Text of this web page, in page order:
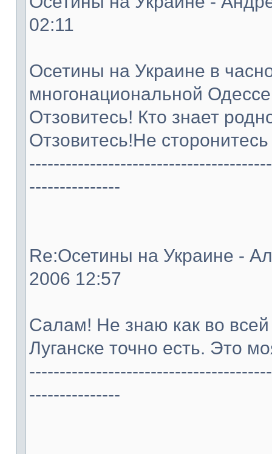
02:11
Осетины на Украине в
многонациональной
Отзовитесь! Кто знает
Отзовитесь!Не сторонитесь
---------------
Re:Осетины на Украине -
2006 12:57
Салам! Не знаю как во
Луганске точно есть. Это
---------------